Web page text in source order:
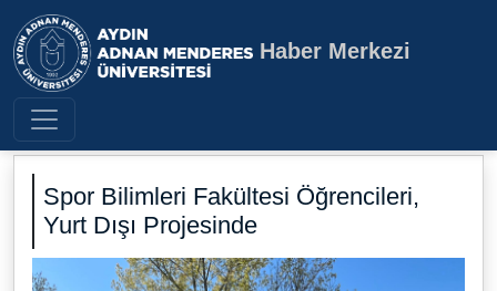
Aydın Adnan Menderes
Haber Merkezi
Spor Bilimleri Fakültesi Öğrencileri,
Yurt Dışı Projesinde